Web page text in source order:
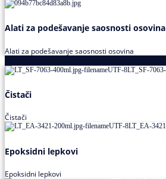
Alati za podešavanje saosnosti osovina
Alati za podešavanje saosnosti osovina
Čistači
Čistači
Epoksidni lepkovi
Epoksidni lepkovi